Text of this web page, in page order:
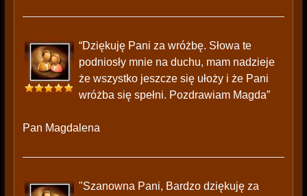
“Dziękuję Pani za wróżbę. Słowa te
podniosły mnie na duchu, mam nadzieje
że wszystko jeszcze się ułoży i że Pani
wróżba się spełni. Pozdrawiam Magda”
Pan Magdalena
"Szanowna Pani, Bardzo dziękuję za